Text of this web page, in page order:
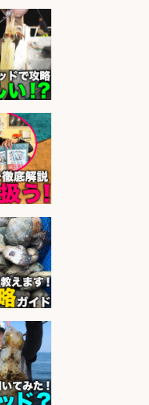
立/
日
ナ
ックス